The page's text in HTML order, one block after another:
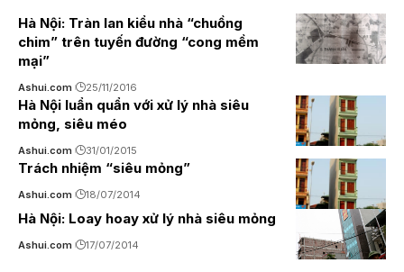
Hà Nội: Tràn lan kiểu nhà “chuồng
chim” trên tuyến đường “cong mềm
mại”
Ashui.com 25/11/2016
Hà Nội luẩn quẩn với xử lý nhà siêu
mỏng, siêu méo
Ashui.com 31/01/2015
Trách nhiệm “siêu mỏng”
Ashui.com 18/07/2014
Hà Nội: Loay hoay xử lý nhà siêu mỏng
Ashui.com 17/07/2014